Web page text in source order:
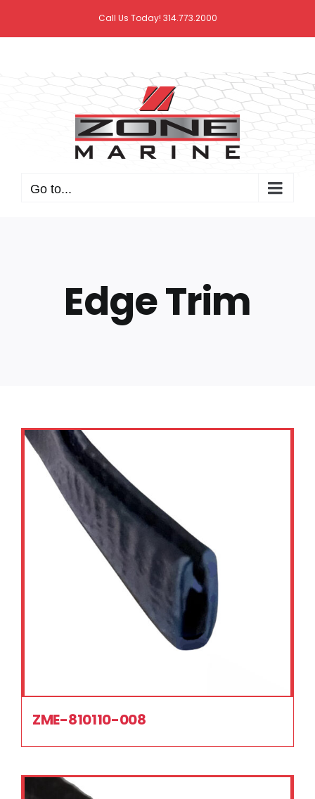
Call Us Today! 314.773.2000
Go to...
Edge Trim
ZME-810110-008